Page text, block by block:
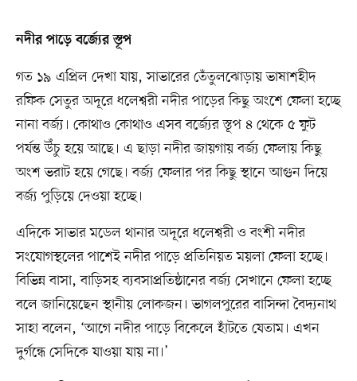
নদীর পাড়ে বর্জ্যের স্তূপ
গত ১৯ এপ্রিল দেখা যায়, সাভারের তেঁতুলঝোড়ায় ভাষাশহীদ
রফিক সেতুর অদূরে ধলেশ্বরী নদীর পাড়ের কিছু অংশে ফেলা হচ্ছে
নানা বর্জ্য। কোথাও কোথাও এসব বর্জ্যের স্তূপ ৪ থেকে ৫ ফুট
পর্যন্ত উঁচু হয়ে আছে। এ ছাড়া নদীর জায়গায় বর্জ্য ফেলায় কিছু
অংশ ভরাট হয়ে গেছে। বর্জ্য ফেলার পর কিছু স্থানে আগুন দিয়ে
বর্জ্য ‍পুড়িয়ে দেওয়া হচ্ছে।
এদিকে সাভার মডেল থানার অদূরে ধলেশ্বরী ও বংশী নদীর
সংযোগস্থলের পাশেই নদীর পাড়ে প্রতিনিয়ত ময়লা ফেলা হচ্ছে।
বিভিন্ন বাসা, বাড়িসহ ব্যবসাপ্রতিষ্ঠানের বর্জ্য সেখানে ফেলা হচ্ছে
বলে জানিয়েছেন স্থানীয় লোকজন। ভাগলপুরের বাসিন্দা বৈদ্যনাথ
সাহা বলেন, ‘আগে নদীর পাড়ে বিকেলে হাঁটতে যেতাম। এখন
দুর্গন্ধে সেদিকে যাওয়া যায় না।’